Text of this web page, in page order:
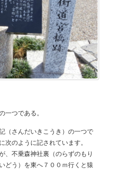
一つである。
（さんだいきこうき）の一つで
次のように記されています。
、不乗森神社裏（のらずのもり
どう）を東へ７００ｍ行くと猿